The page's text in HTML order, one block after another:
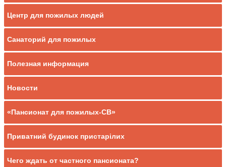
Центр для пожилых людей
Санаторий для пожилых
Полезная информация
Новости
«Пансионат для пожилых-СВ»
Приватний будинок пристарілих
Чего ждать от частного пансионата?